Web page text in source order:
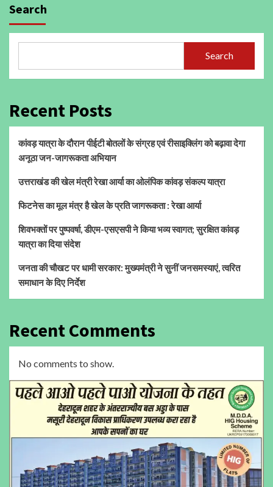
Search
Search
Recent Posts
कांवड़ यात्रा के दौरान पीईटी बोतलों के संग्रह एवं रीसाइक्लिंग को बढ़ावा देगा
अनूठा जन-जागरूकता अभियान
उत्तराखंड की खेल मंत्री रेखा आर्या का ओलंपिक कांवड़ संकल्प यात्रा
फिटनेस का मूल मंत्र है खेल के प्रति जागरूकता : रेखा आर्या
शिवभक्तों पर पुष्पवर्षा, डीएम-एसएसपी ने किया भव्य स्वागत; सुरक्षित कांवड़
यात्रा का दिया संदेश
जनता की चौखट पर धामी सरकार: मुख्यमंत्री ने सुनीं जनसमस्याएं, त्वरित
समाधान के दिए निर्देश
Recent Comments
No comments to show.